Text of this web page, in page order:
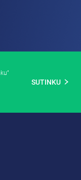
SUTINKU